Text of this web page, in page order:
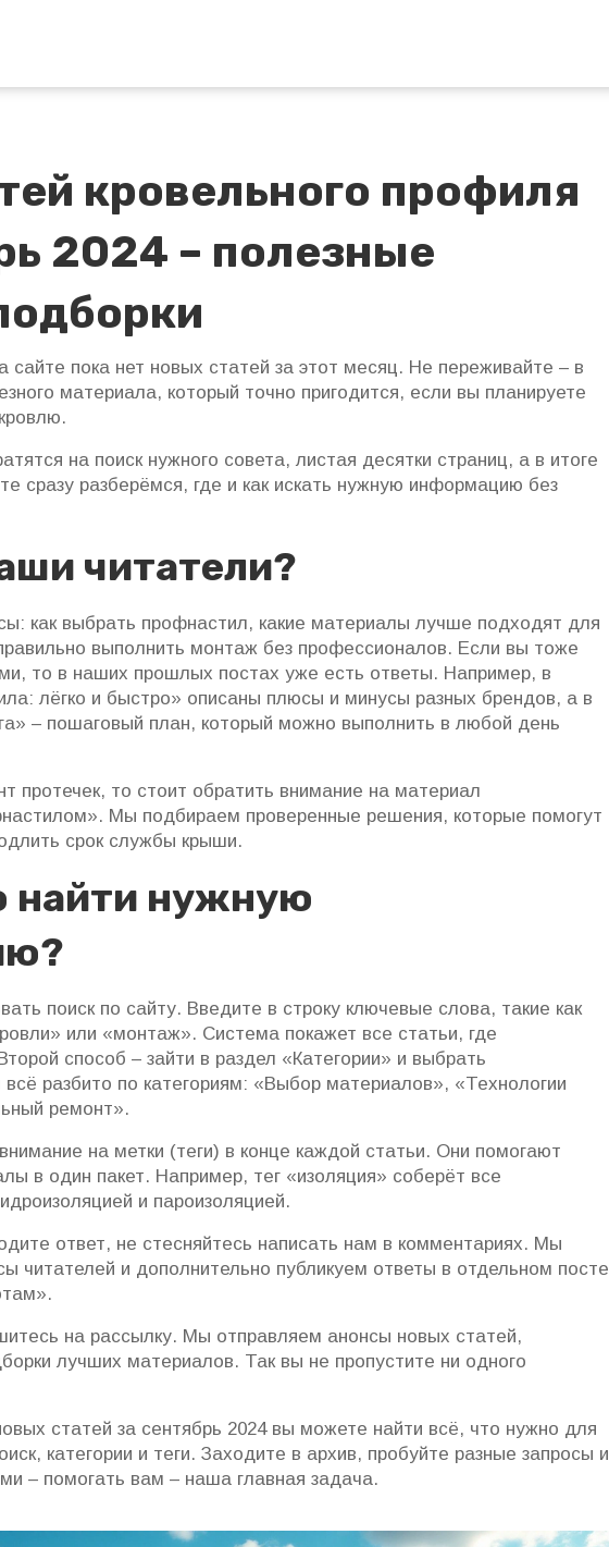
кровельного профиля
2024 – полезные
сайте пока нет новых статей за этот месяц. Не переживайте – в
материала, который точно пригодится, если вы планируете
на поиск нужного совета, листая десятки страниц, а в итоге
сразу разберёмся, где и как искать нужную информацию без
читатели?
как выбрать профнастил, какие материалы лучше подходят для
выполнить монтаж без профессионалов. Если вы тоже
то в наших прошлых постах уже есть ответы. Например, в
лёгко и быстро» описаны плюсы и минусы разных брендов, а в
– пошаговый план, который можно выполнить в любой день
протечек, то стоит обратить внимание на материал
Мы подбираем проверенные решения, которые помогут
срок службы крыши.
найти нужную
поиск по сайту. Введите в строку ключевые слова, такие как
или «монтаж». Система покажет все статьи, где
способ – зайти в раздел «Категории» и выбрать
разбито по категориям: «Выбор материалов», «Технологии
ремонт».
на метки (теги) в конце каждой статьи. Они помогают
в один пакет. Например, тег «изоляция» соберёт все
и пароизоляцией.
ответ, не стесняйтесь написать нам в комментариях. Мы
читателей и дополнительно публикуем ответы в отдельном посте
на рассылку. Мы отправляем анонсы новых статей,
лучших материалов. Так вы не пропустите ни одного
статей за сентябрь 2024 вы можете найти всё, что нужно для
категории и теги. Заходите в архив, пробуйте разные запросы и
– помогать вам – наша главная задача.